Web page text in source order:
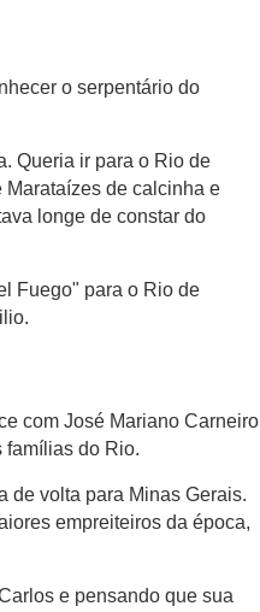
o serpentário do
Queria ir para o Rio de
de calcinha e
longe de constar do
Fuego" para o Rio de
com José Mariano Carneiro
famílias do Rio.
de volta para Minas Gerais.
empreiteiros da época,
e pensando que sua